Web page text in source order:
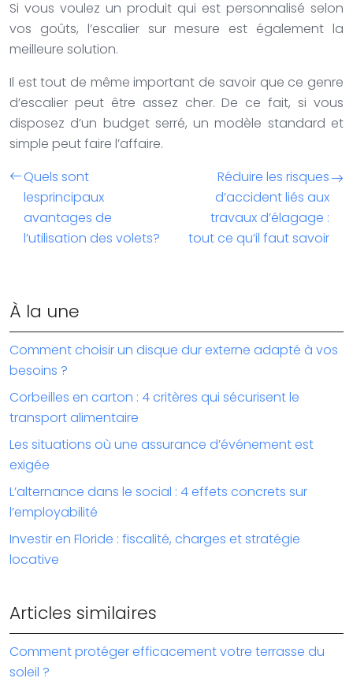
Si vous voulez un produit qui est personnalisé selon
vos goûts, l’escalier sur mesure est également la
meilleure solution.
Il est tout de même important de savoir que ce genre
d’escalier peut être assez cher. De ce fait, si vous
disposez d’un budget serré, un modèle standard et
simple peut faire l’affaire.
Quels sont
lesprincipaux
avantages de
l’utilisation des volets?
Réduire les risques
d’accident liés aux
travaux d’élagage :
tout ce qu’il faut savoir
À la une
Comment choisir un disque dur externe adapté à vos
besoins ?
Corbeilles en carton : 4 critères qui sécurisent le
transport alimentaire
Les situations où une assurance d’événement est
exigée
L’alternance dans le social : 4 effets concrets sur
l’employabilité
Investir en Floride : fiscalité, charges et stratégie
locative
Articles similaires
Comment protéger efficacement votre terrasse du
soleil ?